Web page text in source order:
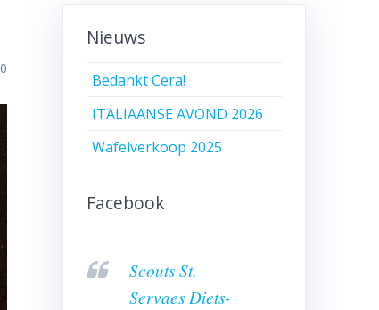
0
Nieuws
Bedankt Cera!
ITALIAANSE AVOND 2026
Wafelverkoop 2025
Facebook
Scouts St.
Servaes Diets-